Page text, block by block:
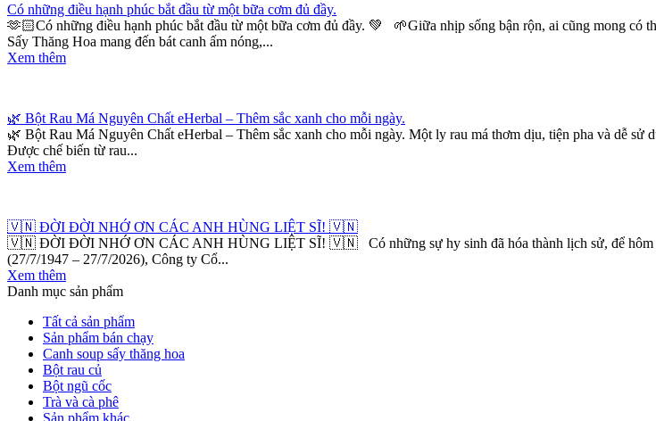
Có những điều hạnh phúc bắt đầu từ một bữa cơm đủ đầy.
🫶🏻Có những điều hạnh phúc bắt đầu từ một bữa cơm đủ đầy. 💚 🌱Giữa nhịp sống bận rộn, ai cũng mong
Sấy Thăng Hoa mang đến bát canh ấm nóng,...
Xem thêm
🌿 Bột Rau Má Nguyên Chất eHerbal – Thêm sắc xanh cho mỗi ngày.
🌿 Bột Rau Má Nguyên Chất eHerbal – Thêm sắc xanh cho mỗi ngày. Một ly rau má thơm dịu, tiện pha và dễ
Được chế biến từ rau...
Xem thêm
🇻🇳 ĐỜI ĐỜI NHỚ ƠN CÁC ANH HÙNG LIỆT SĨ! 🇻🇳
🇻🇳 ĐỜI ĐỜI NHỚ ƠN CÁC ANH HÙNG LIỆT SĨ! 🇻🇳 Có những sự hy sinh đã hóa thành lịch sử, để hôm
(27/7/1947 – 27/7/2026), Công ty Cổ...
Xem thêm
Danh mục sản phẩm
Tất cả sản phẩm
Sản phẩm bán chạy
Canh soup sấy thăng hoa
Bột rau củ
Bột ngũ cốc
Trà và cà phê
Sản phẩm khác